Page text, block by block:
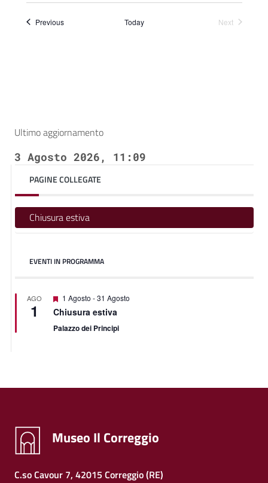
PreviousEvents Today
Next
Ultimo aggiornamento
3 Agosto 2026, 11:09
PAGINE COLLEGATE
Chiusura estiva
EVENTI IN PROGRAMMA
AGO
1
Featured
1 Agosto -31 Agosto
Chiusura estiva
Palazzo dei Principi
Museo Il Correggio
C.so Cavour 7, 42015 Correggio (RE)